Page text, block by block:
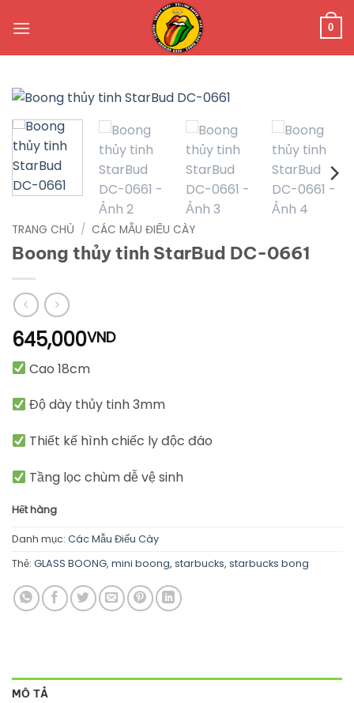
qua
0
TRANG CHỦ / CÁC MẪU ĐIẾU CÀY
Boong thủy tinh StarBud DC-0661
645,000VND
Cao 18cm
Độ dày thủy tinh 3mm
Thiết kế hình chiếc ly độc đáo
Tầng lọc chùm dễ vệ sinh
Hết hàng
Danh mục: Các Mẫu Điếu Cày
Thẻ: GLASS BOONG, mini boong, starbucks, starbucks bong
MÔ TẢ